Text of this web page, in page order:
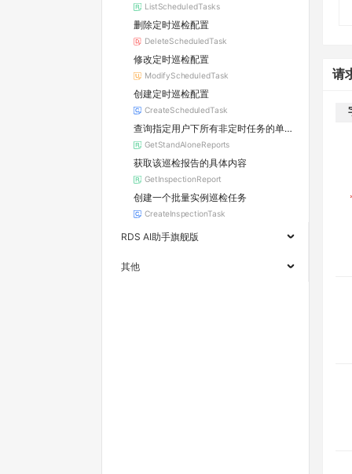
ListScheduledTasks
删除定时巡检配置
DeleteScheduledTask
修改定时巡检配置
ModifyScheduledTask
创建定时巡检配置
CreateScheduledTask
查询指定用户下所有非定时任务的单独巡检报告列表
GetStandAloneReports
获取该巡检报告的具体内容
GetInspectionReport
创建一个批量实例巡检任务
CreateInspectionTask
RDS AI助手旗舰版
其他
请